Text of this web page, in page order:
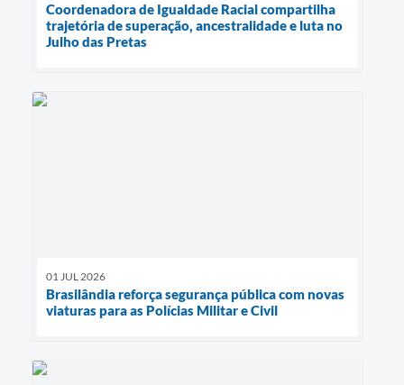
Coordenadora de Igualdade Racial compartilha
trajetória de superação, ancestralidade e luta no
Julho das Pretas
01 JUL 2026
Brasilândia reforça segurança pública com novas
viaturas para as Polícias Militar e Civil